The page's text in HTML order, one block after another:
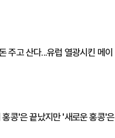
주고 산다...유럽 열광시킨 메이
콩'은 끝났지만 '새로운 홍콩'은